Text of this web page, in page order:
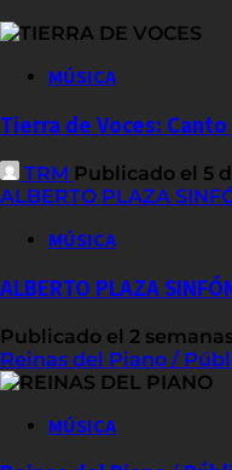
MÚSICA
Tierra de Voces:
TRM Publicado el 5
ALBERTO PLAZA
MÚSICA
ALBERTO PLAZA
Publicado el 2
Reinas del Piano /
MÚSICA